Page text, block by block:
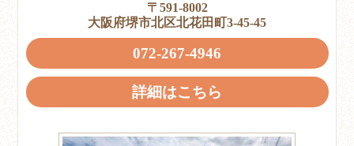
〒591-8002
大阪府堺市北区北花田町3-45-45
072-267-4946
詳細はこちら